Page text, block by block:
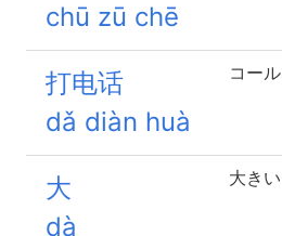
chū zū chē
打电话
dǎ diàn huà
コール
大
dà
大きい